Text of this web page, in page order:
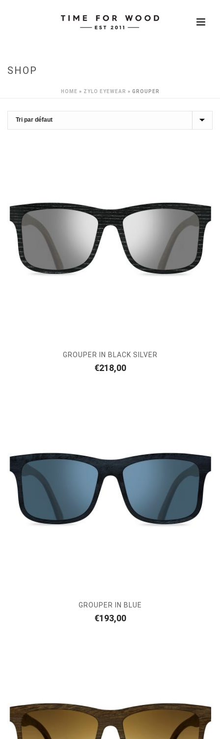
SHOP
HOME » ZYLO EYEWEAR » GROUPER
GROUPER IN BLACK SILVER
€218,00
GROUPER IN BLUE
€193,00